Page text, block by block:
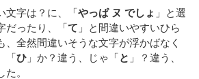
文字は？に、「やっぱ ヌ でしょ 」と選
だったり、「て 」と間違いやすいひら
、全然間違いそうな文字が浮かばなく
「ひ 」か？違う、じゃ「と 」？違う、
。